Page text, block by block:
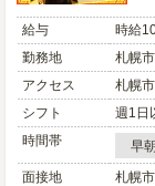
給与
時給
勤務地
札幌
アクセス
札幌
シフト
週1日
時間帯
早朝
面接地
札幌